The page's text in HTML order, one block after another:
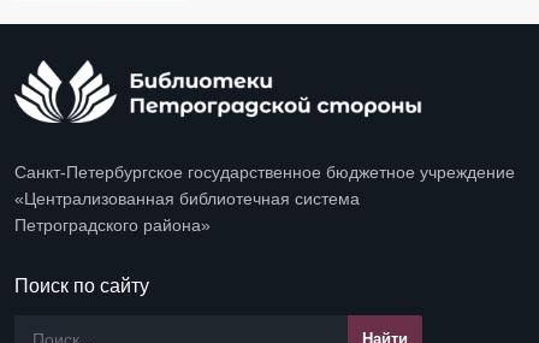
Санкт-Петербургское государственное бюджетное учреждение
«Централизованная библиотечная система
Петроградского района»
Поиск по сайту